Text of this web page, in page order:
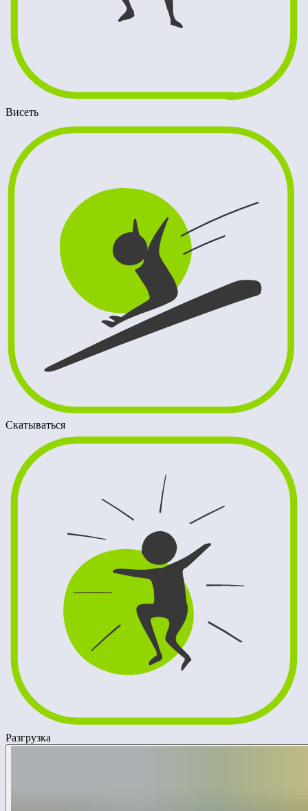
Висеть
Скатываться
Разгрузка